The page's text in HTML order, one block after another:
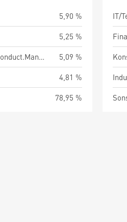
5,90 %
5,25 %
Taiwan Semiconduct.Manufact.Co
5,09 %
4,81 %
78,95 %
IT/